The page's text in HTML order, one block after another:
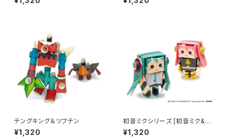
テングキング＆ツブテン
¥1,320
初音ミクシリーズ [初音ミク&巡
音ルカ]
¥1,320